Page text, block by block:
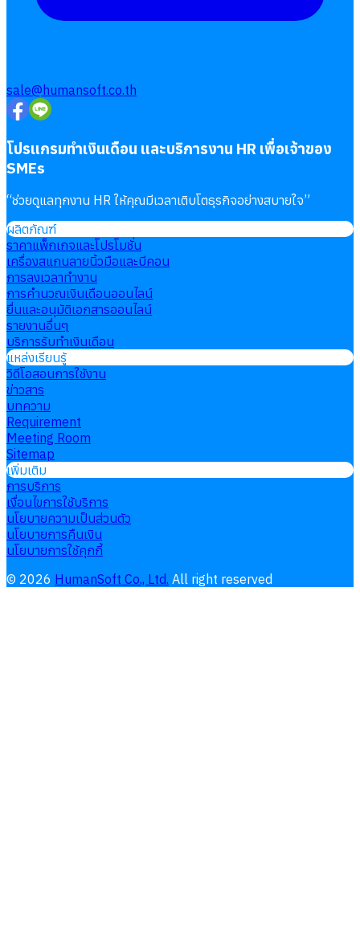
sale@humansoft.co.th
โปรแกรมทำเงินเดือน และบริการงาน HR เพื่อเจ้าของ
SMEs
“ช่วยดูแลทุกงาน HR ให้คุณมีเวลาเติบโตธุรกิจอย่างสบายใจ”
ผลิตภัณฑ์
ราคาแพ็กเกจและโปรโมชั่น
เครื่องสแกนลายนิ้วมือและบีคอน
การลงเวลาทำงาน
การคำนวณเงินเดือนออนไลน์
ยื่นและอนุมัติเอกสารออนไลน์
รายงานอื่นๆ
บริการรับทำเงินเดือน
แหล่งเรียนรู้
วิดีโอสอนการใช้งาน
ข่าวสาร
บทความ
Requirement
Meeting Room
Sitemap
เพิ่มเติม
การบริการ
เงื่อนไขการใช้บริการ
นโยบายความเป็นส่วนตัว
นโยบายการคืนเงิน
นโยบายการใช้คุกกี้
© 2026 HumanSoft Co., Ltd. All right reserved